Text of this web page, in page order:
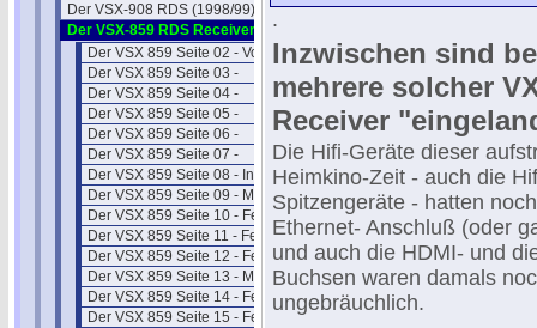
Der VSX-908 RDS (1998/99)
Der VSX-859 RDS Receiver
Der VSX 859 Seite 02 - Volume
Der VSX 859 Seite 03 -
Der VSX 859 Seite 04 -
Der VSX 859 Seite 05 -
Der VSX 859 Seite 06 -
Der VSX 859 Seite 07 -
Der VSX 859 Seite 08 - Infos
Der VSX 859 Seite 09 - Memory
Der VSX 859 Seite 10 - Fehler
Der VSX 859 Seite 11 - Fehler 2
Der VSX 859 Seite 12 - Fehler 3
Der VSX 859 Seite 13 - Module
Der VSX 859 Seite 14 - Fehler 4
Der VSX 859 Seite 15 - Fehler 5
.
Inzwischen sind
mehrere solcher
Receiver
Die Hifi-Geräte dieser
Heimkino-Zeit - auch die
Spitzengeräte - hatten
Ethernet- Anschluß (oder
und auch die HDMI- und
Buchsen waren damals
ungebräuchlich.